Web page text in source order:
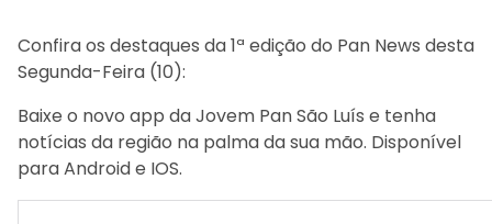
Confira os destaques da 1ª edição do Pan News desta
Segunda-Feira (10):
Baixe o novo app da Jovem Pan São Luís e tenha
notícias da região na palma da sua mão. Disponível
para Android e IOS.